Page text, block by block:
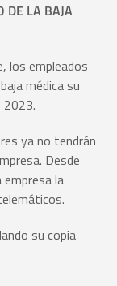
DE LA BAJA
los empleados
médica su
2023.
ya no tendrán
Desde
la
su copia